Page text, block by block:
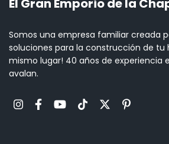
El Gran Emporio de la
Somos una empresa familiar creada
soluciones para la construcción de tu
mismo lugar! 40 años de experiencia
avalan.